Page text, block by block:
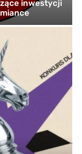
inwestycji